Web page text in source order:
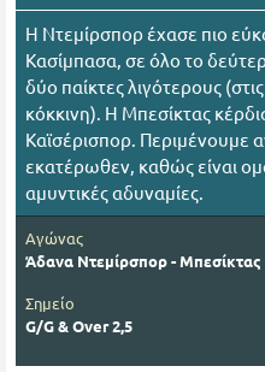
Η Ντεμίρσπορ έχασε πιο
Κασίμπασα, σε όλο το
δύο παίκτες λιγότερους
κόκκινη). Η Μπεσίκτας
Καϊσέρισπορ. Περιμένουμε
εκατέρωθεν, καθώς είναι
αμυντικές αδυναμίες.
Αγώνας
Άδανα Ντεμίρσπορ - Μπεσίκτας
Σημείο
G/G & Over 2,5